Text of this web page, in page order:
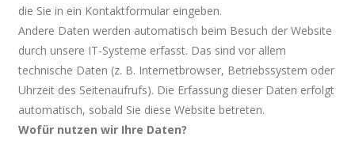
die Sie in ein Kontaktformular eingeben.
Andere Daten werden automatisch beim Besuch der Website
durch unsere IT-Systeme erfasst. Das sind vor allem
technische Daten (z. B. Internetbrowser, Betriebssystem oder
Uhrzeit des Seitenaufrufs). Die Erfassung dieser Daten erfolgt
automatisch, sobald Sie diese Website betreten.
Wofür nutzen wir Ihre Daten?